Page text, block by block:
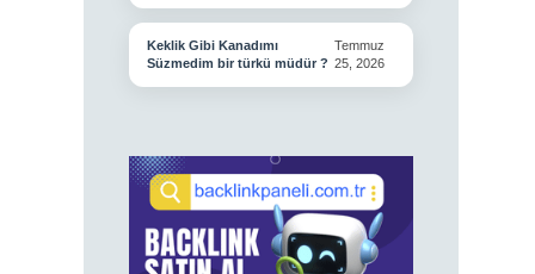
Keklik Gibi Kanadımı
Süzmedim bir türkü müdür ?
Temmuz
25, 2026